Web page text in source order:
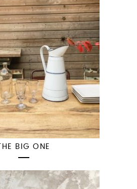
THE BIG ONE